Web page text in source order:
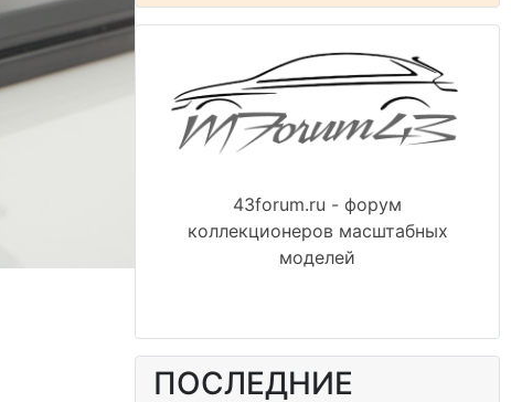
43forum.ru - форум
коллекционеров масштабных
моделей
ПОСЛЕДНИЕ